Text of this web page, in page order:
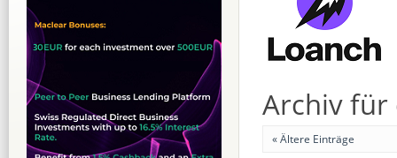
Archiv für
« Ältere Einträge